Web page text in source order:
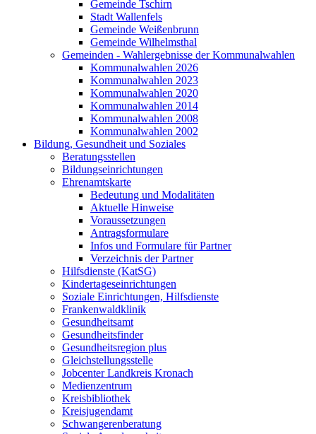
Gemeinde Tschirn
Stadt Wallenfels
Gemeinde Weißenbrunn
Gemeinde Wilhelmsthal
Gemeinden - Wahlergebnisse der Kommunalwahlen
Kommunalwahlen 2026
Kommunalwahlen 2023
Kommunalwahlen 2020
Kommunalwahlen 2014
Kommunalwahlen 2008
Kommunalwahlen 2002
Bildung, Gesundheit und Soziales
Beratungsstellen
Bildungseinrichtungen
Ehrenamtskarte
Bedeutung und Modalitäten
Aktuelle Hinweise
Voraussetzungen
Antragsformulare
Infos und Formulare für Partner
Verzeichnis der Partner
Hilfsdienste (KatSG)
Kindertageseinrichtungen
Soziale Einrichtungen, Hilfsdienste
Frankenwaldklinik
Gesundheitsamt
Gesundheitsfinder
Gesundheitsregion plus
Gleichstellungsstelle
Jobcenter Landkreis Kronach
Medienzentrum
Kreisbibliothek
Kreisjugendamt
Schwangerenberatung